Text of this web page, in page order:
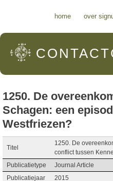
home over
1250. De
Schagen: een
Westfriezen?
Titel
1250. De
conflict tussen
Publicatietype
Journal Article
Publicatiejaar
2015